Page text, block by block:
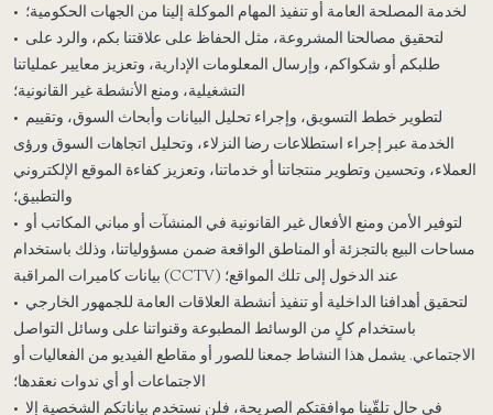
• لخدمة المصلحة العامة أو تنفيذ المهام الموكلة إلينا من الجهات الحكومية؛
• لتحقيق مصالحنا المشروعة، مثل الحفاظ على علاقتنا بكم، والرد على
طلبكم أو شكواكم، وإرسال المعلومات الإدارية، وتعزيز معايير عملياتنا
التشغيلية، ومنع الأنشطة غير القانونية؛
• لتطوير خطط التسويق، وإجراء تحليل البيانات وأبحاث السوق، وتقييم
الخدمة عبر إجراء استطلاعات رضا النزلاء، وتحليل اتجاهات السوق ورؤى
العملاء، وتحسين وتطوير منتجاتنا أو خدماتنا، وتعزيز كفاءة الموقع الإلكتروني
والتطبيق؛
• لتوفير الأمن ومنع الأفعال غير القانونية في المنشآت أو مباني المكاتب أو
مساحات البيع بالتجزئة أو المناطق الواقعة ضمن مسؤولياتنا، وذلك باستخدام
بيانات كاميرات المراقبة (CCTV) عند الدخول إلى تلك المواقع؛
• لتحقيق أهدافنا الداخلية أو تنفيذ أنشطة العلاقات العامة للجمهور الخارجي
باستخدام كلٍ من الوسائط المطبوعة وقنواتنا على وسائل التواصل
الاجتماعي. يشمل هذا النشاط جمعنا للصور أو مقاطع الفيديو من الفعاليات أو
الاجتماعات أو أي ندوات نعقدها؛
• في حال تلقّينا موافقتكم الصريحة، فلن نستخدم بياناتكم الشخصية إلا